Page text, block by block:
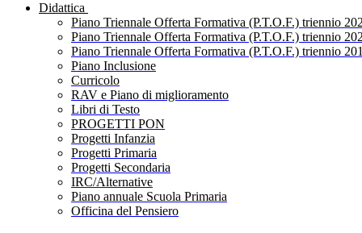
Didattica
Piano Triennale Offerta Formativa (P.T.O.F.) triennio
Piano Triennale Offerta Formativa (P.T.O.F.) triennio
Piano Triennale Offerta Formativa (P.T.O.F.) triennio
Piano Inclusione
Curricolo
RAV e Piano di miglioramento
Libri di Testo
PROGETTI PON
Progetti Infanzia
Progetti Primaria
Progetti Secondaria
IRC/Alternative
Piano annuale Scuola Primaria
Officina del Pensiero